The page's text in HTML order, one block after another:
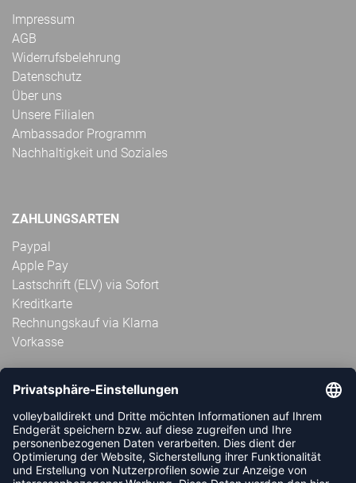
Impressum
AGB
Widerrufsbelehrung
Datenschutz
Über uns
Unsere Filialen
Ambassador Programm
Nachhaltigkeit und Soziales
ZAHLUNGSARTEN
Paypal
Apple Pay
Lastschrift (ELV) via Sofort
Kreditkarte
Rechnungskauf via Klarna
Vorkasse
ABONNIERE JETZT DEN KOSTENLOSEN
VOLLEYBALLDIREKT-NEWSLETTER UND VERPASSE KEINE
NEUIGKEIT ODER AKTION MEHR.
JETZT ANMELDEN